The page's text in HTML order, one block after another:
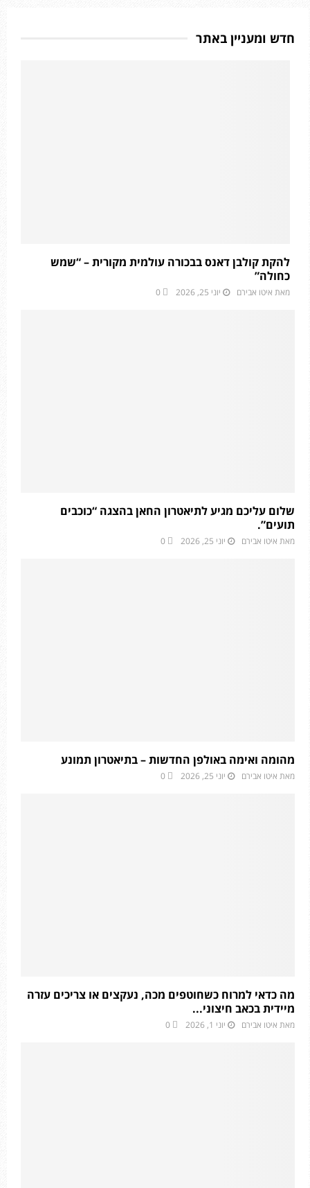
חדש ומעניין באתר
להקת קולבן דאנס בבכורה עולמית מקורית – “שמש
כחולה”
מאת איטו אבירם יוני 25, 2026 0
שלום עליכם מגיע לתיאטרון החאן בהצגה “כוכבים
תועים”.
מאת איטו אבירם יוני 25, 2026 0
מהומה ואימה באולפן החדשות – בתיאטרון תמונע
מאת איטו אבירם יוני 25, 2026 0
מה כדאי למרוח כשחוטפים מכה, נעקצים או צריכים עזרה
מיידית בכאב חיצוני...
מאת איטו אבירם יוני 1, 2026 0